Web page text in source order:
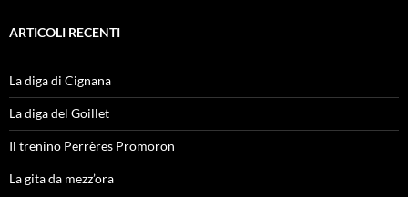
ARTICOLI RECENTI
La diga di Cignana
La diga del Goillet
Il trenino Perrères Promoron
La gita da mezz’ora